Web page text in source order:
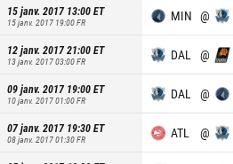
15 janv. 2017 13:00ET
15 janv. 2017 19:00FR MIN @
12 janv. 2017 21:00ET
13 janv. 2017 03:00FR DAL @
09 janv. 2017 19:00ET
10 janv. 2017 01:00FR DAL @
07 janv. 2017 19:30ET
08 janv. 2017 01:30FR ATL @